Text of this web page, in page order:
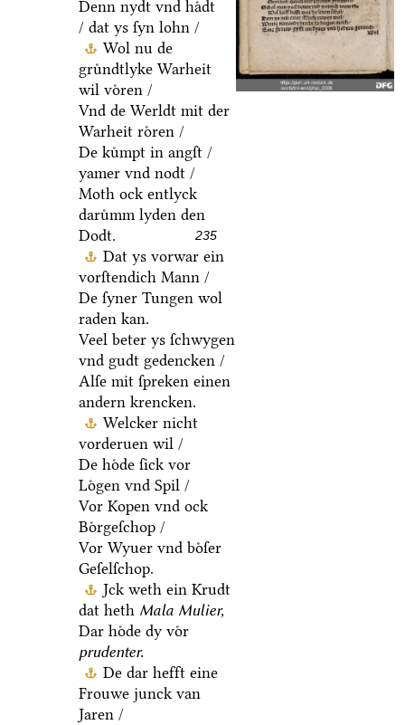
Denn nydt vnd haͤdt
/ dat ys ſyn lohn /
Wol nu de
gruͤndtlyke Warheit
wil voͤren /
Vnd de Werldt mit der
Warheit roͤren /
De kuͤmpt in angſt /
yamer vnd nodt /
Moth ock entlyck
daruͤmm lyden den
Dodt.
235
Dat ys vorwar ein
vorſtendich Mann /
De ſyner Tungen wol
raden kan.
Veel beter ys ſchwygen
vnd gudt gedencken /
Alſe mit ſpreken einen
andern krencken.
Welcker nicht
vorderuen wil /
De hoͤde ſick vor
Loͤgen vnd Spil /
Vor Kopen vnd ock
Boͤrgeſchop /
Vor Wyuer vnd boͤſer
Geſelſchop.
Jck weth ein Krudt
dat heth Mala Mulier,
Dar hoͤde dy voͤr
prudenter.
De dar hefft eine
Frouwe junck van
Jaren /